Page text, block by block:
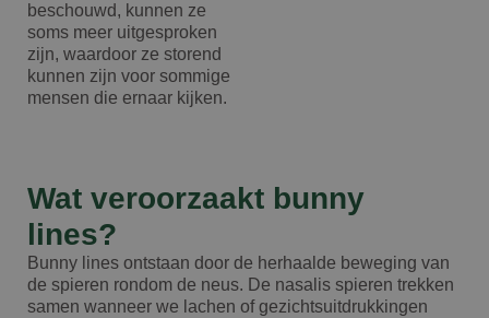
beschouwd, kunnen ze
soms meer uitgesproken
zijn, waardoor ze storend
kunnen zijn voor sommige
mensen die ernaar kijken.
Wat veroorzaakt bunny
lines?
Bunny lines ontstaan door de herhaalde beweging van
de spieren rondom de neus. De nasalis spieren trekken
samen wanneer we lachen of gezichtsuitdrukkingen